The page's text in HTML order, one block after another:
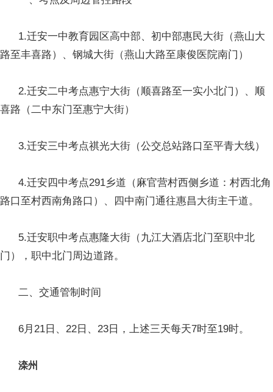
1.迁安一中教育园区高中部、初中部惠民大街（燕山大
路至丰喜路）、钢城大街（燕山大路至康俊医院南门）
2.迁安二中考点惠宁大街（顺喜路至一实小北门）、顺
喜路（二中东门至惠宁大街）
3.迁安三中考点祺光大街（公交总站路口至平青大线）
4.迁安四中考点291乡道（麻官营村西侧乡道：村西北角
路口至村西南角路口）、四中南门通往惠昌大街主干道。
5.迁安职中考点惠隆大街（九江大酒店北门至职中北
门），职中北门周边道路。
二、交通管制时间
6月21日、22日、23日，上述三天每天7时至19时。
滦州